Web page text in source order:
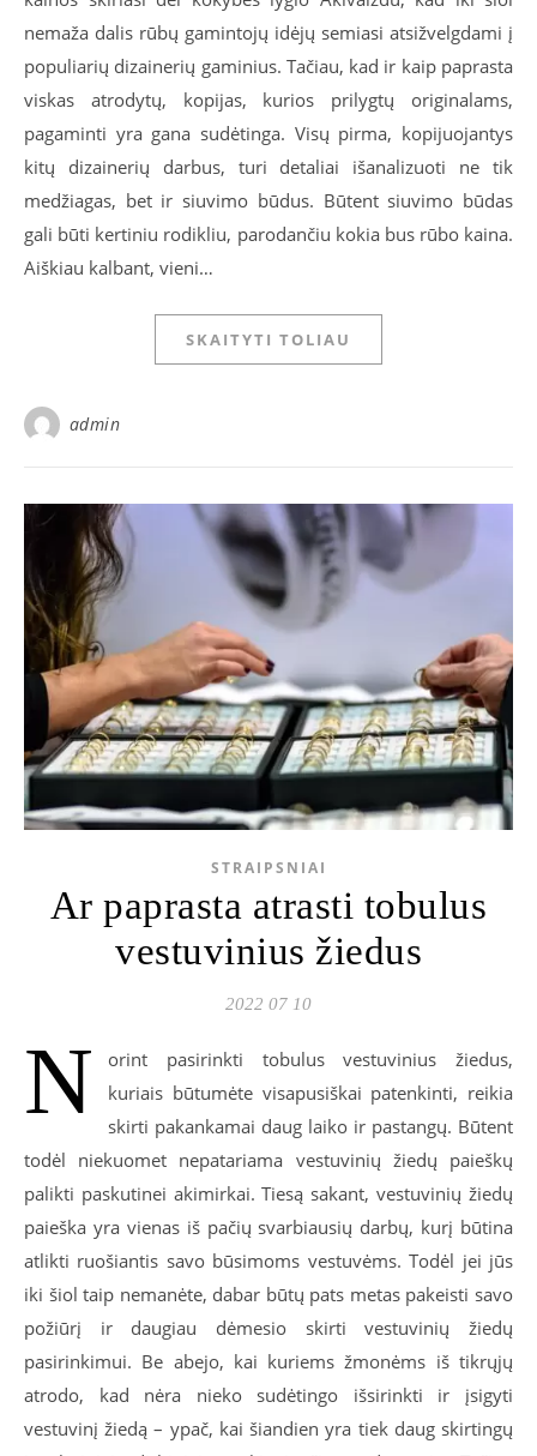
nemaža dalis rūbų gamintojų idėjų semiasi atsižvelgdami į
populiarių dizainerių gaminius. Tačiau, kad ir kaip paprasta
viskas atrodytų, kopijas, kurios prilygtų originalams,
pagaminti yra gana sudėtinga. Visų pirma, kopijuojantys
kitų dizainerių darbus, turi detaliai išanalizuoti ne tik
medžiagas, bet ir siuvimo būdus. Būtent siuvimo būdas
gali būti kertiniu rodikliu, parodančiu kokia bus rūbo kaina.
Aiškiau kalbant, vieni…
SKAITYTI TOLIAU
admin
STRAIPSNIAI
Ar paprasta atrasti tobulus
vestuvinius žiedus
2022 07 10
N
orint pasirinkti tobulus vestuvinius žiedus,
kuriais būtumėte visapusiškai patenkinti, reikia
skirti pakankamai daug laiko ir pastangų. Būtent
todėl niekuomet nepatariama vestuvinių žiedų paieškų
palikti paskutinei akimirkai. Tiesą sakant, vestuvinių žiedų
paieška yra vienas iš pačių svarbiausių darbų, kurį būtina
atlikti ruošiantis savo būsimoms vestuvėms. Todėl jei jūs
iki šiol taip nemanėte, dabar būtų pats metas pakeisti savo
požiūrį ir daugiau dėmesio skirti vestuvinių žiedų
pasirinkimui. Be abejo, kai kuriems žmonėms iš tikrųjų
atrodo, kad nėra nieko sudėtingo išsirinkti ir įsigyti
vestuvinį žiedą – ypač, kai šiandien yra tiek daug skirtingų